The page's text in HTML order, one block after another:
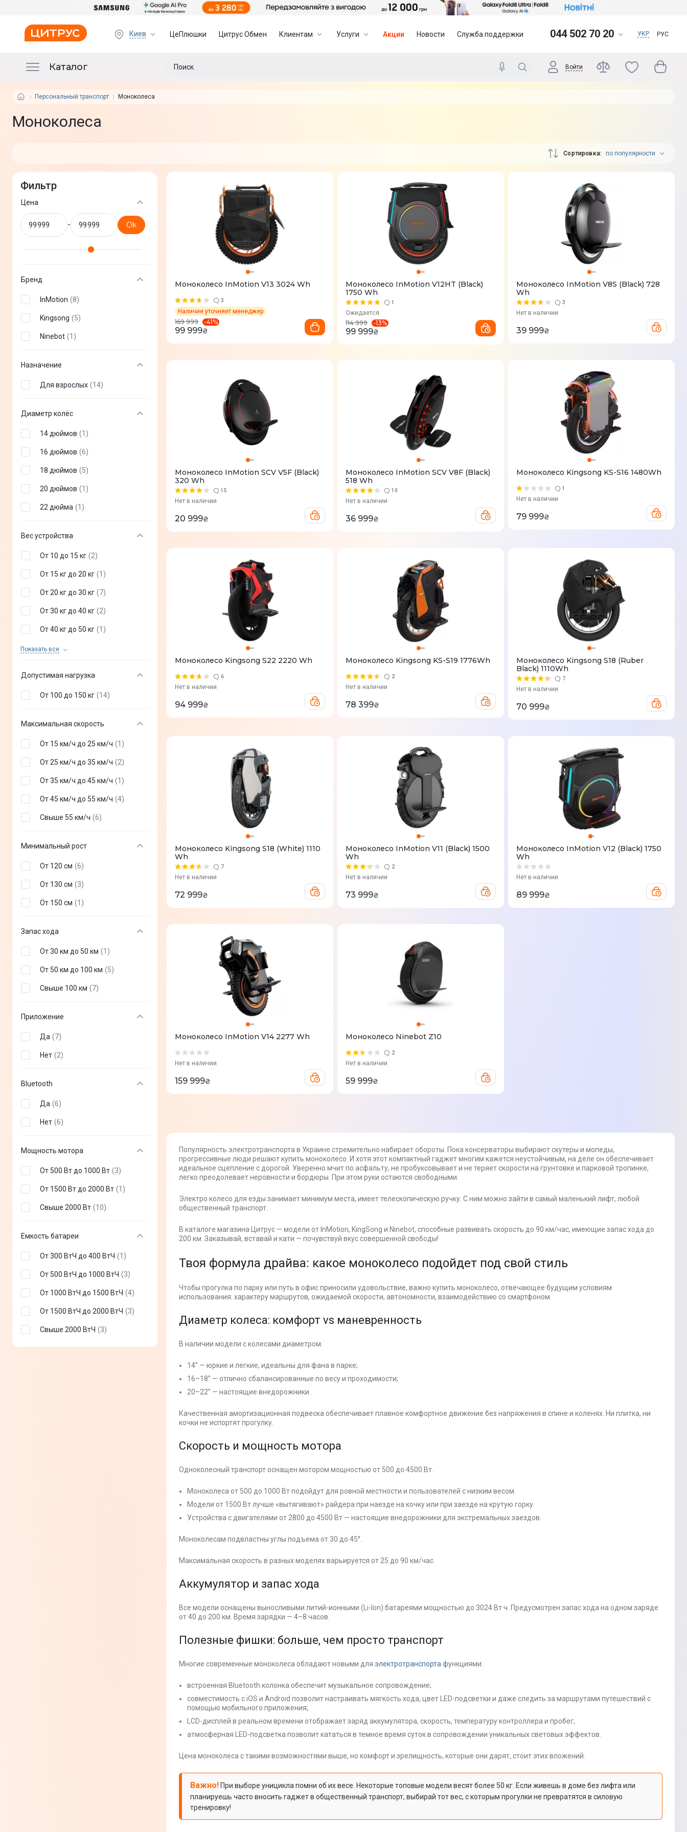
Киев ЦеПлюшки Цитрус Обмен Клиентам Услуги Акции Новости Служба поддержки 044 502 70 20 УКР РУС
Каталог Войти
Персональный транспорт Моноколеса
Моноколеса
Сортировка по популярности
Фильтр
Цена
- Ok
Бренд
InMotion (8)
Kingsong (5)
Ninebot (1 )
Назначение
Для взрослых (14)
Диаметр колёс
14 дюймов (1 )
16 дюймов (6)
18 дюймов (5)
20 дюймов (1 )
22 дюйма (1 )
Вес устройства
От 10 до 15 кг (2)
От 15 кг до 20 кг (1 )
От 20 кг до 30 кг (7)
От 30 кг до 40 кг (2)
От 40 кг до 50 кг (1 )
Показать всеОт 50 кг до 75 кг
Допустимая нагрузка
От 100 до 150 кг (14)
Максимальная скорость
От 15 км/ч до 25 км/ч (1 )
От 25 км/ч до 35 км/ч (2)
От 35 км/ч до 45 км/ч (1 )
От 45 км/ч до 55 км/ч (4)
Свыше 55 км/ч (6)
Минимальный рост
От 120 см (6)
От 130 см (3)
От 150 см (1 )
Запас хода
От 30 км до 50 км (1 )
От 50 км до 100 км (5)
Свыше 100 км (7)
Приложение
Да (7)
Нет (2)
Bluetooth
Да (6)
Нет (6)
Мощность мотора
От 500 Вт до 1000 Вт (3)
От 1500 Вт до 2000 Вт (1 )
Свыше 2000 Вт (10)
Емкость батареи
От 300 ВтЧ до 400 ВтЧ (1 )
От 500 ВтЧ до 1000 ВтЧ (3)
От 1000 ВтЧ до 1500 ВтЧ (4)
От 1500 ВтЧ до 2000 ВтЧ (3)
Свыше 2000 ВтЧ (3)
Моноколесо InMotion V13 3024 Wh
3
Наличие уточняет менеджер
169 999 -41%
99 999₴
Моноколесо InMotion V12HT (Black)
1750 Wh
1
Ожидается
114 999 -13%
99 999₴
Моноколесо InMotion V8S (Black) 728
Wh
3
Нет в наличии
39 999₴
Моноколесо InMotion SCV V5F (Black)
320 Wh
15
Нет в наличии
20 999₴
Моноколесо InMotion SCV V8F (Black)
518 Wh
10
Нет в наличии
36 999₴
Моноколесо Kingsong KS-S16 1480Wh
1
Нет в наличии
79 999₴
Моноколесо Kingsong S22 2220 Wh
6
Нет в наличии
94 999₴
Моноколесо Kingsong KS-S19 1776Wh
2
Нет в наличии
78 399₴
Моноколесо Kingsong S18 (Ruber
Black) 1110Wh
7
Нет в наличии
70 999₴
Моноколесо Kingsong S18 (White) 1110
Wh
7
Нет в наличии
72 999₴
Моноколесо InMotion V11 (Black) 1500
Wh
2
Нет в наличии
73 999₴
Моноколесо InMotion V12 (Black) 1750
Wh
Нет в наличии
89 999₴
Моноколесо InMotion V14 2277 Wh
Нет в наличии
159 999₴
Моноколесо Ninebot Z10
2
Нет в наличии
59 999₴
Популярность электротранспорта в Украине стремительно набирает обороты. Пока консерваторы выбирают скутеры и мопеды,
прогрессивные люди решают купить моноколесо. И хотя этот компактный гаджет многим кажется неустойчивым, на деле он обеспечивает
идеальное сцепление с дорогой. Уверенно мчит по асфальту, не пробуксовывает и не теряет скорости на грунтовке и парковой тропинке,
легко преодолевает неровности и бордюры. При этом руки остаются свободными.
Электро колесо для езды занимает минимум места, имеет телескопическую ручку. С ним можно зайти в самый маленький лифт, любой
общественный транспорт.
В каталоге магазина Цитрус — модели от InMotion, KingSong и Ninebot, способные развивать скорость до 90 км/час, имеющие запас хода до
200 км. Заказывай, вставай и кати — почувствуй вкус совершенной свободы!
Твоя формула драйва: какое моноколесо подойдет под свой стиль
Чтобы прогулка по парку или путь в офис приносили удовольствие, важно купить моноколесо, отвечающее будущим условиям
использования: характеру маршрутов, ожидаемой скорости, автономности, взаимодействию со смартфоном.
Диаметр колеса: комфорт vs маневренность
В наличии модели с колесами диаметром:
14” — юркие и легкие, идеальны для фана в парке;
16–18” — отлично сбалансированные по весу и проходимости;
20–22” — настоящие внедорожники.
Качественная амортизационная подвеска обеспечивает плавное комфортное движение без напряжения в спине и коленях. Ни плитка, ни
кочки не испортят прогулку.
Скорость и мощность мотора
Одноколесный транспорт оснащен мотором мощностью от 500 до 4500 Вт.
Моноколеса от 500 до 1000 Вт подойдут для ровной местности и пользователей с низким весом.
Модели от 1500 Вт лучше «вытягивают» райдера при наезде на кочку или при заезде на крутую горку.
Устройства с двигателями от 2800 до 4500 Вт — настоящие внедорожники для экстремальных заездов.
Моноколесам подвластны углы подъема от 30 до 45°.
Максимальная скорость в разных моделях варьируется от 25 до 90 км/час.
Аккумулятор и запас хода
Все модели оснащены выносливыми литий-ионными (Li-Ion) батареями мощностью до 3024 Вт·ч. Предусмотрен запас хода на одном заряде
от 40 до 200 км. Время зарядки — 4–8 часов.
Полезные фишки: больше, чем просто транспорт
Многие современные моноколеса обладают новыми для электротранспорта функциями:
встроенная Bluetooth колонка обеспечит музыкальное сопровождение;
совместимость с iOS и Android позволит настраивать мягкость хода, цвет LED-подсветки и даже следить за маршрутами путешествий с
помощью мобильного приложения;
LCD-дисплей в реальном времени отображает заряд аккумулятора, скорость, температуру контроллера и пробег;
атмосферная LED-подсветка позволит кататься в темное время суток в сопровождении уникальных световых эффектов.
Цена моноколеса с такими возможностями выше, но комфорт и зрелищность, которые они дарят, стоит этих вложений.
Важно! При выборе уницикла помни об их весе. Некоторые топовые модели весят более 50 кг. Если живешь в доме без лифта или
планируешь часто вносить гаджет в общественный транспорт, выбирай тот вес, с которым прогулки не превратятся в силовую
тренировку!